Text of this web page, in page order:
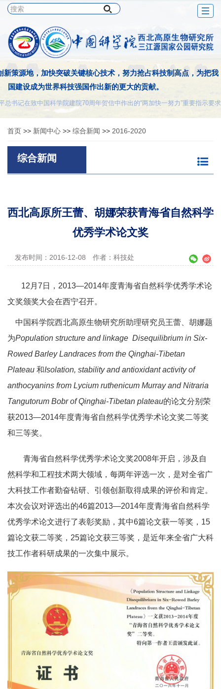
新策源地，加快突破关键核心技术，努力抢占科技制高点，为把我
国建设成为世界科技强国作出新的更大的贡献。
书记在致中国科学院建院70周年贺信中作出的“两加快一努力”重要指示要求
首页 >> 新闻中心 >> 综合新闻 >> 2016-2020
综合新闻
西北高原所王蕾、胡娜荣获青海省自然科学
优秀学术论文奖
发布时间：2016-12-08 作者：科技处
12 月 7 日， 2013—2014年度青海省自然科学优秀学术论
文奖颁奖大会在西宁召开。
中国科学院西北高原生物研究所助理研究员王蕾、胡娜题
为Population structure and linkage Disequilibrium in Six-
Rowed Barley Landraces from the Qinghai-Tibetan
Plateau 和Isolation, stability and antioxidant activity of
anthocyanins from Lycium ruthenicum Murray and Nitraria
Tangutorum Bobr of Qinghai-Tibetan plateau的论文分别荣
获2013—2014年度青海省自然科学优秀学术论文奖二等奖
和三等奖。
青海省自然科学优秀学术论文奖2008年开启，涉及自
然科学和工程技术两大领域，每两年评选一次，是对全省广
大科技工作者勤奋钻研、引领创新取得成果的评价和肯定。
本次会议对评选出的46篇2013—2014年度青海省自然科学
优秀学术论文进行了表彰奖励，其中6篇论文获一等奖， 15
篇论文获二等奖， 25篇论文获三等奖，是近年来全省广大科
技工作者科研成果的一次集中展示。